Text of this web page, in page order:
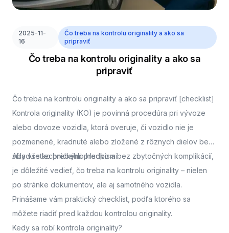
2025-11-
16
Čo treba na kontrolu originality a ako sa
pripraviť
Čo treba na kontrolu originality a ako sa
pripraviť
Čo treba na kontrolu originality a ako sa pripraviť [checklist]
Kontrola originality (KO) je povinná procedúra pri vývoze
alebo dovoze vozidla, ktorá overuje, či vozidlo nie je
pozmenené, kradnuté alebo zložené z rôznych dielov bez
súladu s technickými predpismi.
Aby všetko prebehlo hladko a bez zbytočných komplikácií,
je dôležité vedieť, čo treba na kontrolu originality – nielen
po stránke dokumentov, ale aj samotného vozidla.
Prinášame vám praktický checklist, podľa ktorého sa
môžete riadiť pred každou kontrolou originality.
Kedy sa robí kontrola originality?